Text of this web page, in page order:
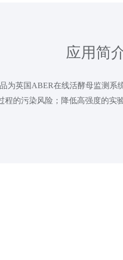
应用简
英国ABER在线活酵母监测系
的污染风险；降低高强度的实